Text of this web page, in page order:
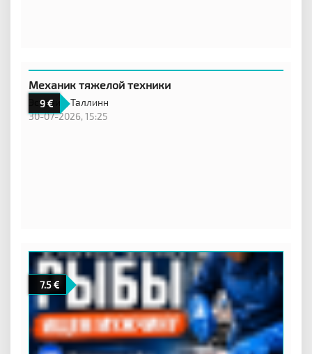
9
Механик тяжелой техники
Эстония,Таллинн
30-07-2026, 15:25
7.5